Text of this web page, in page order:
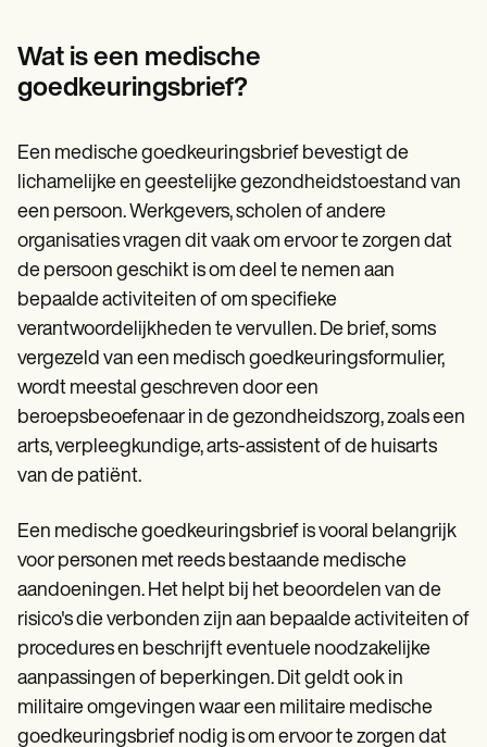
Demos
Training Hub
Webinars
Pricing
Why Carepatron?
Get started
Wat is een medische
goedkeuringsbrief?
Een medische goedkeuringsbrief bevestigt de
lichamelijke en geestelijke gezondheidstoestand van
een persoon. Werkgevers, scholen of andere
organisaties vragen dit vaak om ervoor te zorgen dat
de persoon geschikt is om deel te nemen aan
bepaalde activiteiten of om specifieke
verantwoordelijkheden te vervullen. De brief, soms
vergezeld van een medisch goedkeuringsformulier,
wordt meestal geschreven door een
beroepsbeoefenaar in de gezondheidszorg, zoals een
arts, verpleegkundige, arts-assistent of de huisarts
van de patiënt.
Een medische goedkeuringsbrief is vooral belangrijk
voor personen met reeds bestaande medische
aandoeningen. Het helpt bij het beoordelen van de
risico's die verbonden zijn aan bepaalde activiteiten of
procedures en beschrijft eventuele noodzakelijke
aanpassingen of beperkingen. Dit geldt ook in
militaire omgevingen waar een militaire medische
goedkeuringsbrief nodig is om ervoor te zorgen dat